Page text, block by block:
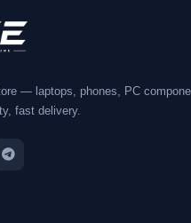
— laptops, phones, PC
fast delivery.